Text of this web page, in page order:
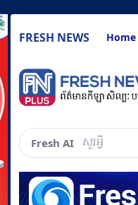
FRESH NEWS Home
Fresh AI សួរអ្វីៗគ្រប់